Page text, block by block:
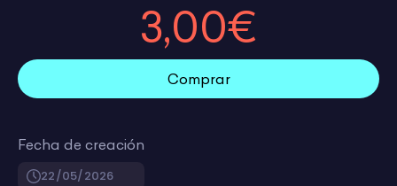
Fecha de creación
22/05/2026
3,00€
Comprar